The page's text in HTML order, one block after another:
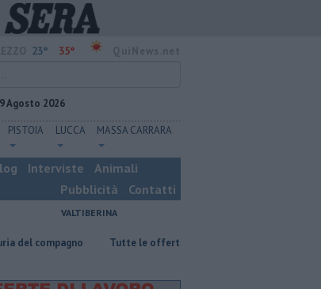
23° 35°
Agosto 2026
PISTOIA LUCCA MASSA CARRARA
Interviste
Animali
Pubblicità
Contatti
VALTIBERINA
​Tutte le offerte di lavoro in provincia di Arezzo